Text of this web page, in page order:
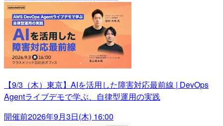
【9/3（木）東京】AIを活用した障害対応最前線 | DevOps
Agentライブデモで学ぶ、自律型運用の実践
開催前2026年9月3日(木) 16:00